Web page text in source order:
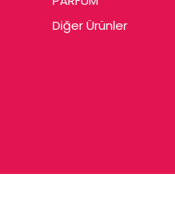
Diğer Ürünler